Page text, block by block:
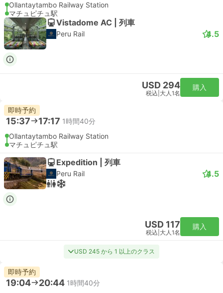
Ollantaytambo Railway Station
マチュピチュ駅
Vistadome AC | 列車
Peru Rail 4.5
USD 294
税込 大人1名
購入
即時予約
15:37 17:17 1時間40分
Ollantaytambo Railway Station
マチュピチュ駅
Expedition | 列車
Peru Rail 4.5
USD 117
税込 大人1名
購入
USD 245 から 1 以上のクラス
即時予約
19:04 20:44 1時間40分